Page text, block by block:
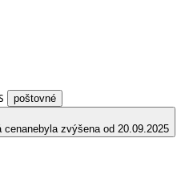
poštovné
cenanebyla zvýšena od 20.09.2025